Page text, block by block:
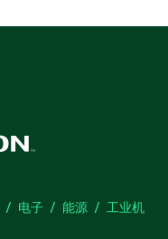
电子 能源
工业机